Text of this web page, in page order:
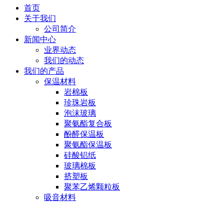
首页
关于我们
公司简介
新闻中心
业界动态
我们的动态
我们的产品
保温材料
岩棉板
珍珠岩板
泡沫玻璃
聚氨酯复合板
酚醛保温板
聚氨酯保温板
硅酸铝纸
玻璃棉板
挤塑板
聚苯乙烯颗粒板
吸音材料